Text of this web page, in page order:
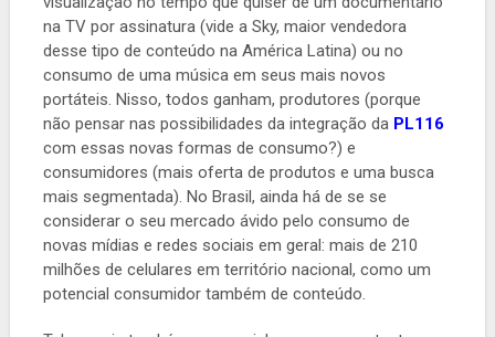
na TV por assinatura (vide a Sky, maior vendedora
desse tipo de conteúdo na América Latina) ou no
consumo de uma música em seus mais novos
portáteis. Nisso, todos ganham, produtores (porque
não pensar nas possibilidades da integração da PL116
com essas novas formas de consumo?) e
consumidores (mais oferta de produtos e uma busca
mais segmentada). No Brasil, ainda há de se se
considerar o seu mercado ávido pelo consumo de
novas mídias e redes sociais em geral: mais de 210
milhões de celulares em território nacional, como um
potencial consumidor também de conteúdo.